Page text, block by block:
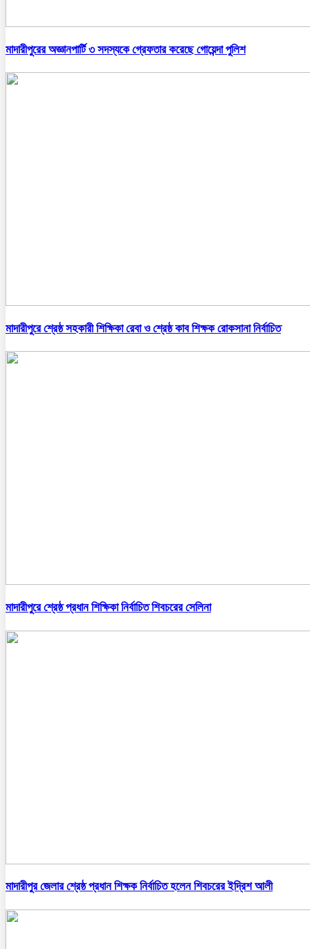
মাদারীপুরের অজ্ঞানপার্টি ৩ সদস্যকে গ্রেফতার করেছে গোয়েন্দা পুলিশ
মাদারীপুরে শ্রেষ্ঠ সহকারী শিক্ষিকা রেবা ও শ্রেষ্ঠ কাব শিক্ষক রোকসানা নির্বাচিত
মাদারীপুরে শ্রেষ্ঠ প্রধান শিক্ষিকা নির্বাচিত শিবচরের সেলিনা
মাদারীপুর জেলার শ্রেষ্ঠ প্রধান শিক্ষক নির্বাচিত হলেন শিবচরের ইদ্রিশ আলী